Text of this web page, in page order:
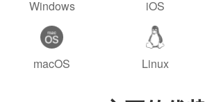
Windows iOS
macOS Linux